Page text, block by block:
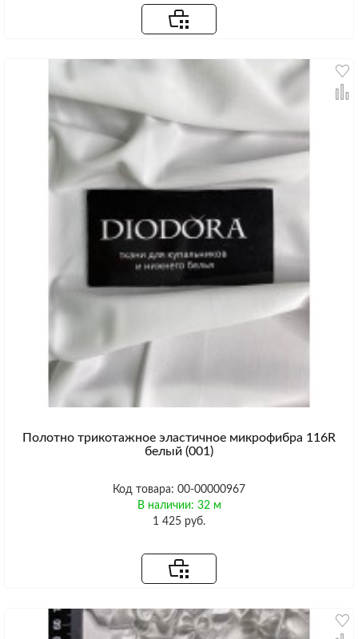
Полотно трикотажное эластичное микрофибра 116R
белый (001)
Код товара: 00-00000967
В наличии: 32 м
1 425 руб.